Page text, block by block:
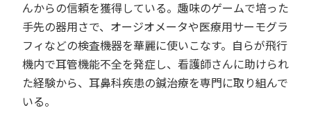
んからの信頼を獲得している。趣味のゲームで培った
手先の器用さで、オージオメータや医療用サーモグラ
フィなどの検査機器を華麗に使いこなす。自らが飛行
機内で耳管機能不全を発症し、看護師さんに助けられ
た経験から、耳鼻科疾患の鍼治療を専門に取り組んで
いる。